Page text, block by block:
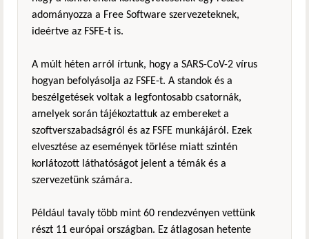
adományozza a Free Software szervezeteknek,
ideértve az FSFE-t is.
A múlt héten arról írtunk, hogy a SARS-CoV-2 vírus
hogyan befolyásolja az FSFE-t. A standok és a
beszélgetések voltak a legfontosabb csatornák,
amelyek során tájékoztattuk az embereket a
szoftverszabadságról és az FSFE munkájáról. Ezek
elvesztése az események törlése miatt szintén
korlátozott láthatóságot jelent a témák és a
szervezetünk számára.
Például tavaly több mint 60 rendezvényen vettünk
részt 11 európai országban. Ez átlagosan hetente